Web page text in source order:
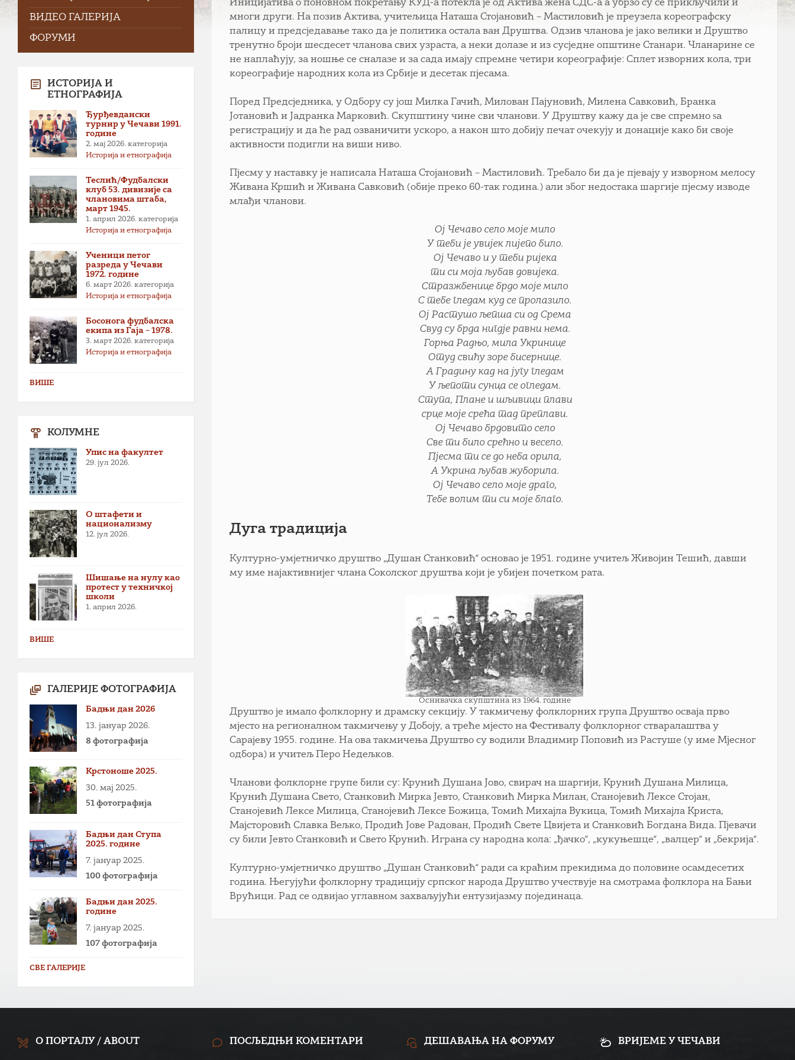
Иницијатива о поновном покретању КУД-а потекла је од Актива жена СДС-а а убрзо су се прикључили и
многи други. На позив Актива, учитељица Наташа Стојановић – Мастиловић је преузела кореографску
палицу и предсједавање тако да је политика остала ван Друштва. Одзив чланова је јако велики и Друштво
тренутно броји шесдесет чланова свих узраста, а неки долазе и из сусједне општине Станари. Чланарине се
не наплаћују, за ношње се сналазе и за сада имају спремне четири кореографије: Сплет изворних кола, три
кореографије народних кола из Србије и десетак пјесама.
Поред Предсједника, у Одбору су још Милка Гачић, Милован Пајуновић, Милена Савковић, Бранка
Јотановић и Јадранка Марковић. Скупштину чине сви чланови. У Друштву кажу да је све спремно ѕа
регистрацију и да ће рад озваничити ускоро, а након што добију печат очекују и донације како би своје
активности подигли на виши ниво.
Пјесму у наставку је написала Наташа Стојановић – Мастиловић. Требало би да је пјевају у изворном мелосу
Живана Кршић и Живана Савковић (обије преко 60-так година.) али због недостака шаргије пjесму изводе
млађи чланови.
Ој Чечаво село моје мило
У теби је увијек лијепо било.
Ој Чечаво и у теби ријека
ти си моја љубав довијека.
Стразжбенице брдо моје мило
С тебе гледам куд се пролазило.
Ој Растушо љепша си од Срема
Свуд су брда нигдје равни нема.
Горња Радњо, мила Укринице
Отуд свићу зоре бисернице.
А Градину кад на југу гледам
У љепоти сунца се огледам.
Ступа, Плане и шљивици плави
срце моје срећа тад преплави.
Ој Чечаво брдовито село
Све ти било срећно и весело.
Пјесма ти се до неба орила,
А Укрина љубав жуборила.
Ој Чечаво село моје драго,
Тебе волим ти си моје благо.
Дуга традиција
Културно-умјетничко друштво „Душан Станковић“ основао je 1951. године учитељ Живојин Тешић, давши
му име најактивнијег члана Соколског друштва који је убијен почетком рата.
Оснивачка скупштина из 1964. године
Друштво је имало фолклорну и драмску секцију. У такмичењу фолклорних група Друштво осваја прво
мјесто на регионалном такмичењу у Добоју, а треће мјесто на Фестивалу фолклорног стваралаштва у
Сарајеву 1955. године. На ова такмичења Друштво су водили Владимир Поповић из Растуше (у име Мјесног
одбора) и учитељ Перо Недељков.
Чланови фолклорне групе били су: Крунић Душана Јово, свирач на шаргији, Крунић Душана Милица,
Крунић Душана Свето, Станковић Мирка Јевто, Станковић Мирка Милан, Станојевић Лексе Стојан,
Станојевић Лексе Милица, Станојевић Лексе Божица, Томић Михајла Вукица, Томић Михајла Криста,
Мајсторовић Славка Вељко, Продић Јове Радован, Продић Свете Цвијета и Станковић Богдана Вида. Пјевачи
су били Јевто Станковић и Свето Крунић. Играна су народна кола: „ђачко“, „кукуњешце“, „валцер“ и „бекрија“.
Културно-умјетничко друштво „Душан Станковић“ ради са краћим прекидима до половине осамдесетих
година. Његујући фолклорну традицију српског народа Друштво учествује на смотрама фолклора на Бањи
Врућици. Рад се одвијао углавном захваљујући ентузијазму појединаца.
ВИДЕО ГАЛЕРИЈА
ФОРУМИ
ИСТОРИЈА И
ЕТНОГРАФИЈА
Ђурђевдански
турнир у Чечави 1991.
године
2. мај 2026. категорија
Историја и етнографија
Теслић/Фудбалски
клуб 53. дивизије са
члановима штаба,
март 1945.
1. април 2026. категорија
Историја и етнографија
Ученици петог
разреда у Чечави
1972. године
6. март 2026. категорија
Историја и етнографија
Босонога фудбалска
екипа из Гаја – 1978.
3. март 2026. категорија
Историја и етнографија
ВИШЕ
КОЛУМНЕ
Упис на факултет
29. јул 2026.
О штафети и
национализму
12. јул 2026.
Шишање на нулу као
протест у техничкој
школи
1. април 2026.
ВИШЕ
ГАЛЕРИЈЕ ФОТОГРАФИЈА
Бадњи дан 2026
13. јануар 2026.
8 фотографија
Крстоноше 2025.
30. мај 2025.
51 фотографија
Бадњи дан Ступа
2025. године
7. јануар 2025.
100 фотографија
Бадњи дан 2025.
године
7. јануар 2025.
107 фотографија
СВЕ ГАЛЕРИЈЕ
О ПОРТАЛУ / ABOUT ПОСЉЕДЊИ КОМЕНТАРИ ДЕШАВАЊА НА ФОРУМУ ВРИЈЕМЕ У ЧЕЧАВИ